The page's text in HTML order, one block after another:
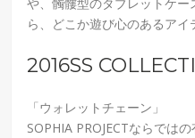
ら、どこか遊び心のあるアイ
2016SS
「ウォレットチェーン」
SOPHIA PROJECTならでは